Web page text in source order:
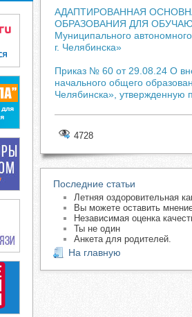
АДАПТИРОВАННАЯ
ОБРАЗОВАНИЯ ДЛЯ
Муниципального
г. Челябинска»
Приказ № 60 от 29.08.24 О
начального общего
Челябинска», утвержденную
4728
Последние статьи
Летняя оздоровительная
Вы можете оставить
Независимая оценка
Ты не один
Анкета для родителей.
На главную